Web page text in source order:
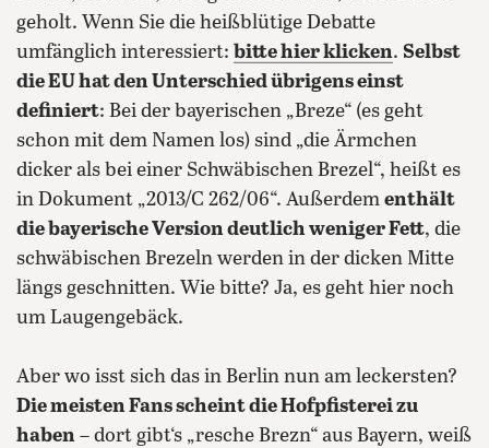
geholt. Wenn Sie die heißblütige Debatte
umfänglich interessiert: bitte hier klicken. Selbst
die EU hat den Unterschied übrigens einst
definiert: Bei der bayerischen „Breze“ (es geht
schon mit dem Namen los) sind „die Ärmchen
dicker als bei einer Schwäbischen Brezel“, heißt es
in Dokument „2013/C 262/06“. Außerdem enthält
die bayerische Version deutlich weniger Fett, die
schwäbischen Brezeln werden in der dicken Mitte
längs geschnitten. Wie bitte? Ja, es geht hier noch
um Laugengebäck.
Aber wo isst sich das in Berlin nun am leckersten?
Die meisten Fans scheint die Hofpfisterei zu
haben – dort gibt‘s „resche Brezn“ aus Bayern, weiß